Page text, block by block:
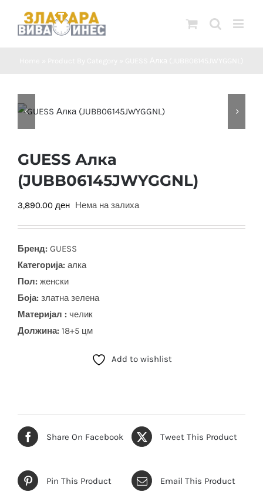
GUESS Алка
(JUBB06145JWYGGNL)
3,890.00 ден Нема на залиха
Бренд: GUESS
Категорија: алка
Пол: женски
Боја: златна зелена
Материјал : челик
Должина: 18+5 цм
Add to wishlist
Share On Facebook Tweet This Product
Pin This Product Email This Product